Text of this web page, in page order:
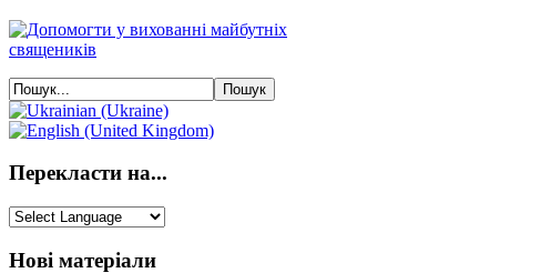
Перекласти на...
Нові матеріали